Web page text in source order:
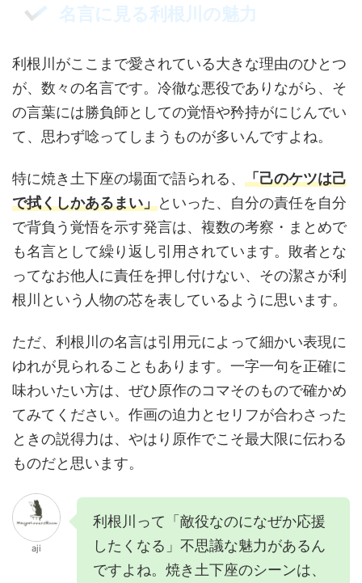
名言に見る利根川の魅力
利根川がここまで愛されている大きな理由のひとつ
が、数々の名言です。冷徹な悪役でありながら、そ
の言葉には勝負師としての覚悟や矜持がにじんでい
て、思わず唸ってしまうものが多いんですよね。
特に焼き土下座の場面で語られる、 「己のケツは己
で拭くしかあるまい」といった、自分の責任を自分
で背負う覚悟を示す発言は、複数の考察・まとめで
も名言として繰り返し引用されています。敗者とな
ってなお他人に責任を押し付けない、その潔さが利
根川という人物の芯を表しているように思います。
ただ、利根川の名言は引用元によって細かい表現に
ゆれが見られることもあります。一字一句を正確に
味わいたい方は、ぜひ原作のコマそのもので確かめ
てみてください。作画の迫力とセリフが合わさった
ときの説得力は、やはり原作でこそ最大限に伝わる
ものだと思います。
aji
利根川って「敵役なのになぜか応援
したくなる」不思議な魅力があるん
ですよね。焼き土下座のシーンは、